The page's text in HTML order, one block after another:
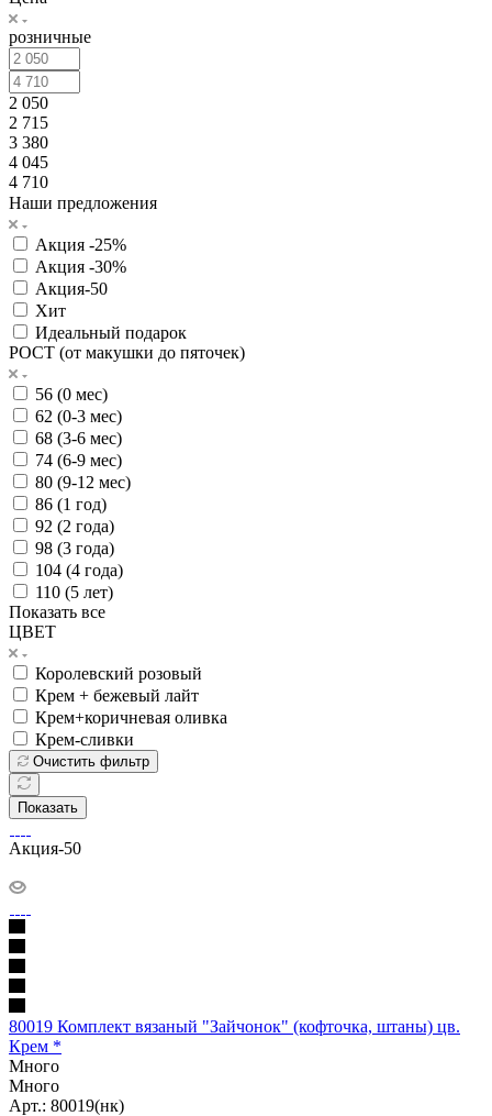
розничные
2 050
2 715
3 380
4 045
4 710
Наши предложения
Акция -25%
Акция -30%
Акция-50
Хит
Идеальный подарок
РОСТ (от макушки до пяточек)
56 (0 мес)
62 (0-3 мес)
68 (3-6 мес)
74 (6-9 мес)
80 (9-12 мес)
86 (1 год)
92 (2 года)
98 (3 года)
104 (4 года)
110 (5 лет)
Показать все
ЦВЕТ
Королевский розовый
Крем + бежевый лайт
Крем+коричневая оливка
Крем-сливки
Очистить фильтр
Показать
Акция-50
80019 Комплект вязаный "Зайчонок" (кофточка, штаны) цв.
Крем *
Много
Много
Арт.: 80019(нк)